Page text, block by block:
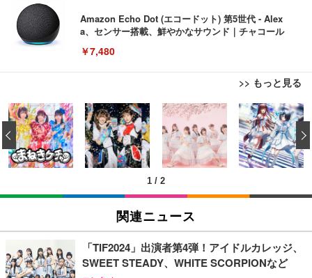
Amazon Echo Dot (エコードット) 第5世代 - Alex
a、センサー搭載、鮮やかなサウンド｜チャコール
￥7,480
>> もっと見る
[EdoErgo] オフィスチェア 椅子 テレワーク 疲れな
い 跳ね上げ式アームレスト コンパクト 約105度ロッ
キング pc 事務椅子 360度回転 座面昇降 強化ナイロ
ン樹脂ベース 通気性メッシュ 在宅ワーク H-WY01
(黒網+黒枠+黒足)
￥5,699
SIHOO B100 オフィスチェア／デスクチェア メッシ
ュチェア 人間工学 疲れない ブラック
￥27,999
Sezlife オフィスチェア デスクチェア 疲れない テレ
EIZO ビジネス向けプレミアムモニター | FlexScan
EV3240X-WT | 31.5型4K UHD・USB Type-C・ホワ
イト
￥105,595
EIZO ビジネス向けプレミアムモニター | FlexScan
￥109,572
Amazonベーシック ペットシーツ 薄型 レギュラー 1
回使い捨て 無香料 ホワイト 300枚
￥3,373
Amazonベーシック ペットシーツ 厚型 ワイド 42枚
x2袋(84枚) ホワイト(吸収面:ライトブルー)
￥3,234
1 / 2
‹
関連ニュース
「TIF2024」出演者第4弾！アイドルカレッジ、
SWEET STEADY、WHITE SCORPIONなど